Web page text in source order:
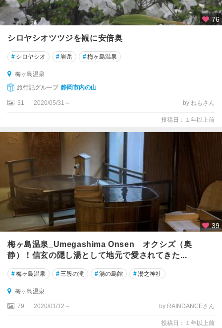
76
シロヤシオツツジを観に安倍奥
# シロヤシオ #岩岳 #梅ヶ島温泉
梅ヶ島温泉
旅行記グループ 静岡市内の山
31 2020/05/31～ by ねもさん
投稿日：１年以上前
39
梅ヶ島温泉_Umegashima Onsen オクシズ（奥
静）！信玄の隠し湯として地元で愛されてきた...
#梅ヶ島温泉 #三段の滝 #湯の島館 #湯之神社
梅ヶ島温泉
79 2020/01/12～ by RAINDANCEさん
投稿日：１年以上前